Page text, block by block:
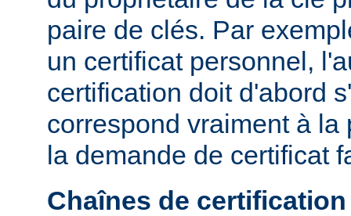
paire de clés. Par
un certificat personnel,
certification doit d'abord
correspond vraiment à
la demande de certificat
Chaînes de certification